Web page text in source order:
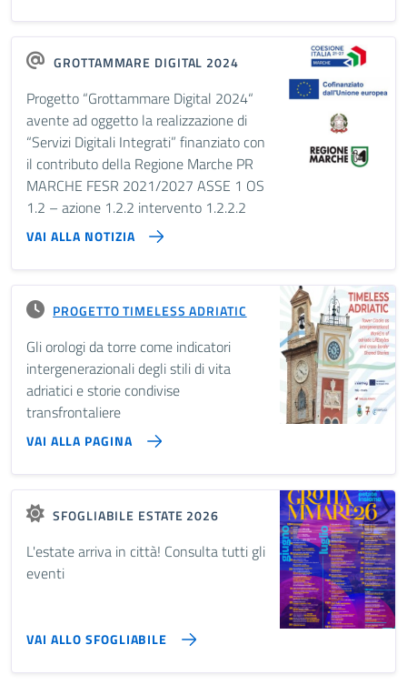
GROTTAMMARE DIGITAL 2024
Progetto “Grottammare Digital 2024“
avente ad oggetto la realizzazione di
“Servizi Digitali Integrati” finanziato con
il contributo della Regione Marche PR
MARCHE FESR 2021/2027 ASSE 1 OS
1.2 – azione 1.2.2 intervento 1.2.2.2
VAI ALLA NOTIZIA
PROGETTO TIMELESS ADRIATIC
Gli orologi da torre come indicatori
intergenerazionali degli stili di vita
adriatici e storie condivise
transfrontaliere
VAI ALLA PAGINA
SFOGLIABILE ESTATE 2026
L'estate arriva in città! Consulta tutti gli
eventi
VAI ALLO SFOGLIABILE